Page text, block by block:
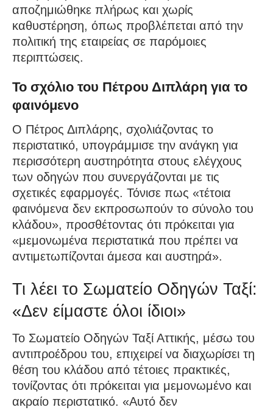
αποζημιώθηκε πλήρως και χωρίς
καθυστέρηση, όπως προβλέπεται από την
πολιτική της εταιρείας σε παρόμοιες
περιπτώσεις.
Το σχόλιο του Πέτρου Διπλάρη για το
φαινόμενο
Ο Πέτρος Διπλάρης, σχολιάζοντας το
περιστατικό, υπογράμμισε την ανάγκη για
περισσότερη αυστηρότητα στους ελέγχους
των οδηγών που συνεργάζονται με τις
σχετικές εφαρμογές. Τόνισε πως «τέτοια
φαινόμενα δεν εκπροσωπούν το σύνολο του
κλάδου», προσθέτοντας ότι πρόκειται για
«μεμονωμένα περιστατικά που πρέπει να
αντιμετωπίζονται άμεσα και αυστηρά».
Τι λέει το Σωματείο Οδηγών Ταξί:
«Δεν είμαστε όλοι ίδιοι»
Το Σωματείο Οδηγών Ταξί Αττικής, μέσω του
αντιπροέδρου του, επιχειρεί να διαχωρίσει τη
θέση του κλάδου από τέτοιες πρακτικές,
τονίζοντας ότι πρόκειται για μεμονωμένο και
ακραίο περιστατικό. «Αυτό δεν